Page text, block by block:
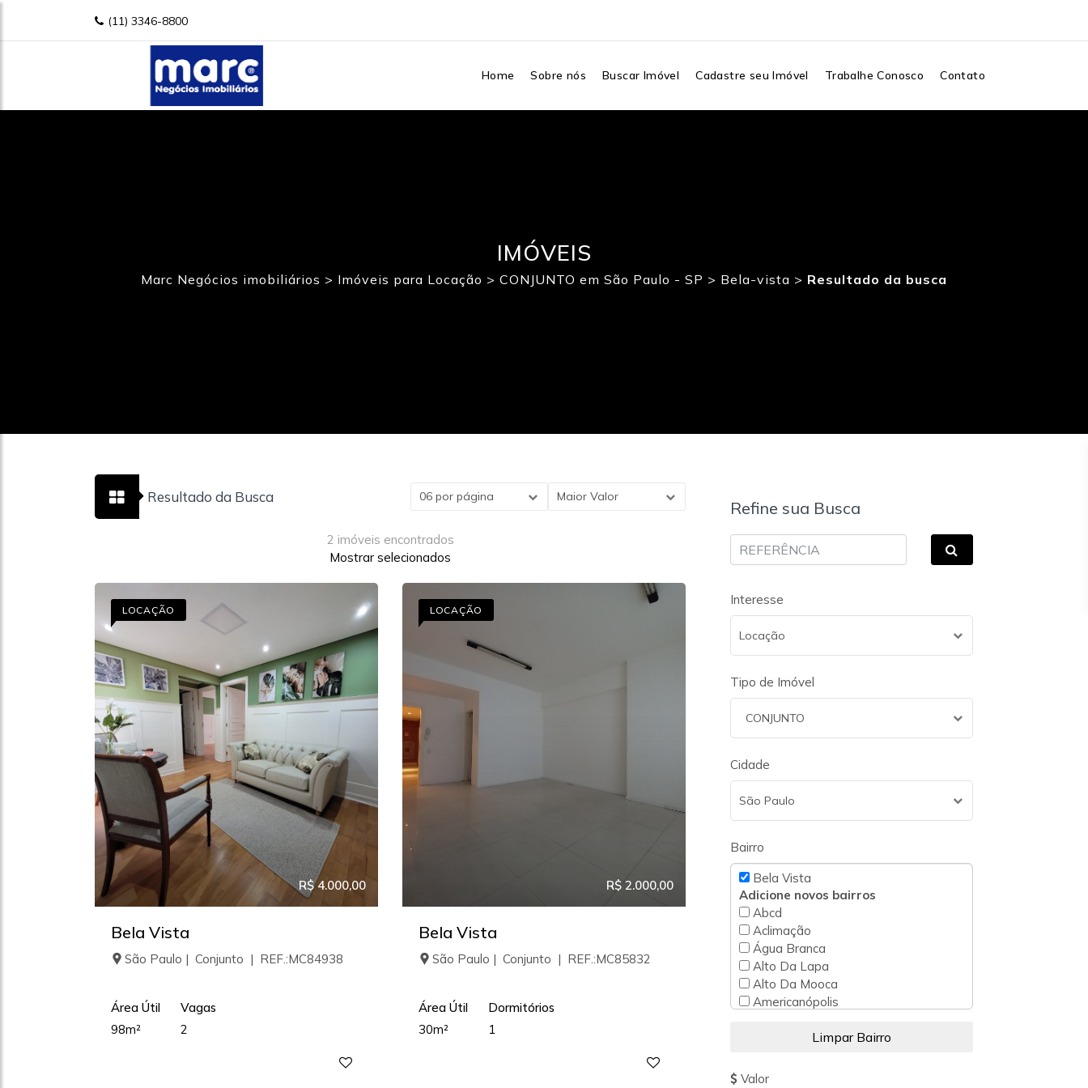
(11) 3346-8800
Home Sobre nós Buscar Imóvel Cadastre seu Imóvel Trabalhe Conosco Contato
IMÓVEIS
Marc Negócios imobiliários > Imóveis para Locação > CONJUNTO em São Paulo - SP > Bela-vista > Resultado da busca
Resultado da Busca Maior Valor
06 por página
2 imóveis encontrados
Mostrar selecionados
LOCAÇÃO
R$ 4.000,00
Bela Vista
São Paulo | Conjunto | REF.:MC84938
Área Útil
98m²
Vagas
2
LOCAÇÃO
R$ 2.000,00
Bela Vista
São Paulo | Conjunto | REF.:MC85832
Área Útil
30m²
Dormitórios
1
Refine sua Busca
Interesse
Locação
Tipo de Imóvel
CONJUNTO
Cidade
São Paulo
Bairro
Bela Vista
Adicione novos bairros
Abcd
Aclimação
Água Branca
Alto Da Lapa
Alto Da Mooca
Americanópolis
Bosque Da Saúde
Valor